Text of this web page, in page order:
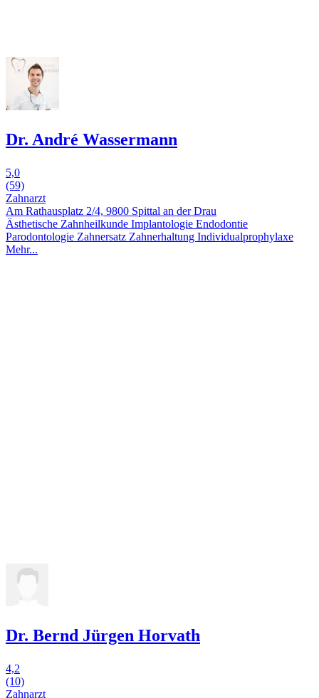
Dr. André Wassermann
5,0
(59)
Zahnarzt
Am Rathausplatz 2/4, 9800 Spittal an der Drau
Ästhetische Zahnheilkunde Implantologie Endodontie
Parodontologie Zahnersatz Zahnerhaltung Individual­prophylaxe
Mehr...
Dr. Bernd Jürgen Horvath
4,2
(10)
Zahnarzt